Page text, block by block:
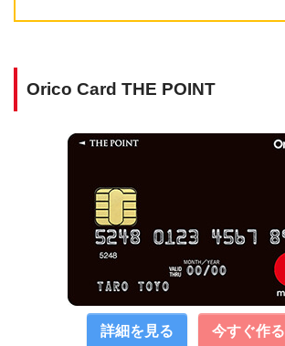
Orico Card THE POINT
詳細を見る 今すぐ作る